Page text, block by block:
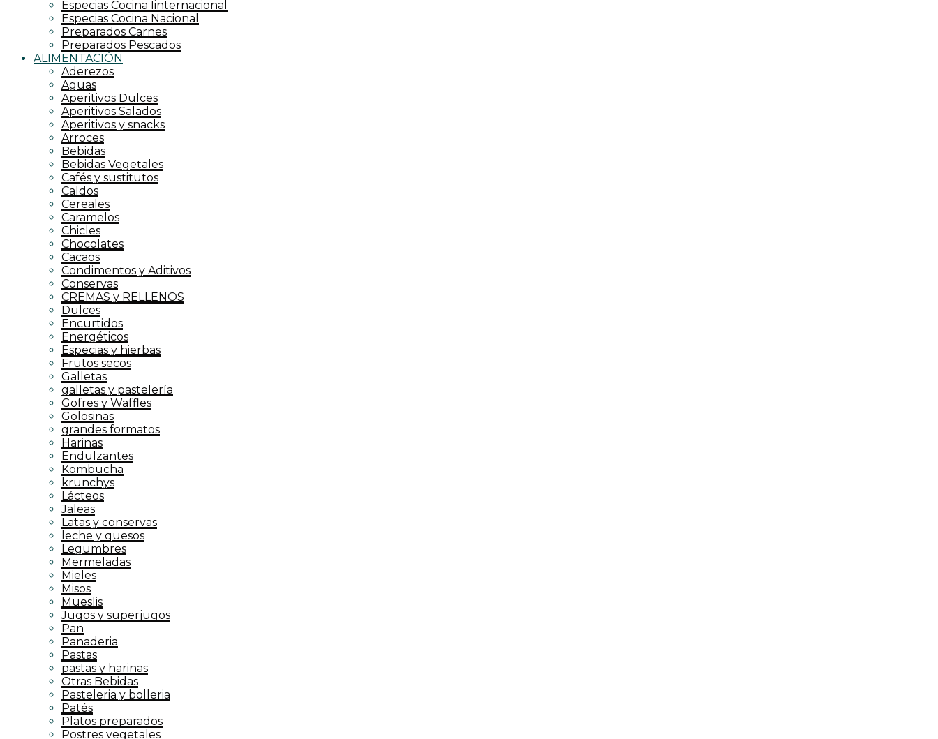
Especias Cocina Iinternacional
Especias Cocina Nacional
Preparados Carnes
Preparados Pescados
ALIMENTACIÓN
Aderezos
Aguas
Aperitivos Dulces
Aperitivos Salados
Aperitivos y snacks
Arroces
Bebidas
Bebidas Vegetales
Cafés y sustitutos
Caldos
Cereales
Caramelos
Chicles
Chocolates
Cacaos
Condimentos y Aditivos
Conservas
CREMAS y RELLENOS
Dulces
Encurtidos
Energéticos
Especias y hierbas
Frutos secos
Galletas
galletas y pastelería
Gofres y Waffles
Golosinas
grandes formatos
Harinas
Endulzantes
Kombucha
krunchys
Lácteos
Jaleas
Latas y conservas
leche y quesos
Legumbres
Mermeladas
Mieles
Misos
Mueslis
Jugos y superjugos
Pan
Panaderia
Pastas
pastas y harinas
Otras Bebidas
Pasteleria y bolleria
Patés
Platos preparados
Postres vegetales